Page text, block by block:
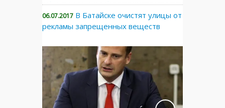
06.07.2017 В Батайске очистят улицы от
рекламы запрещенных веществ